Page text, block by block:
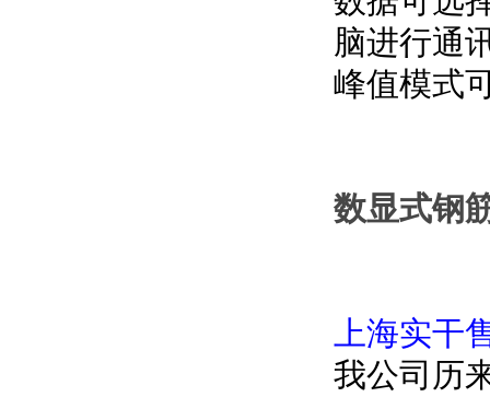
脑进行通讯
峰值模式可
数显式钢
上海实干售
我公司历